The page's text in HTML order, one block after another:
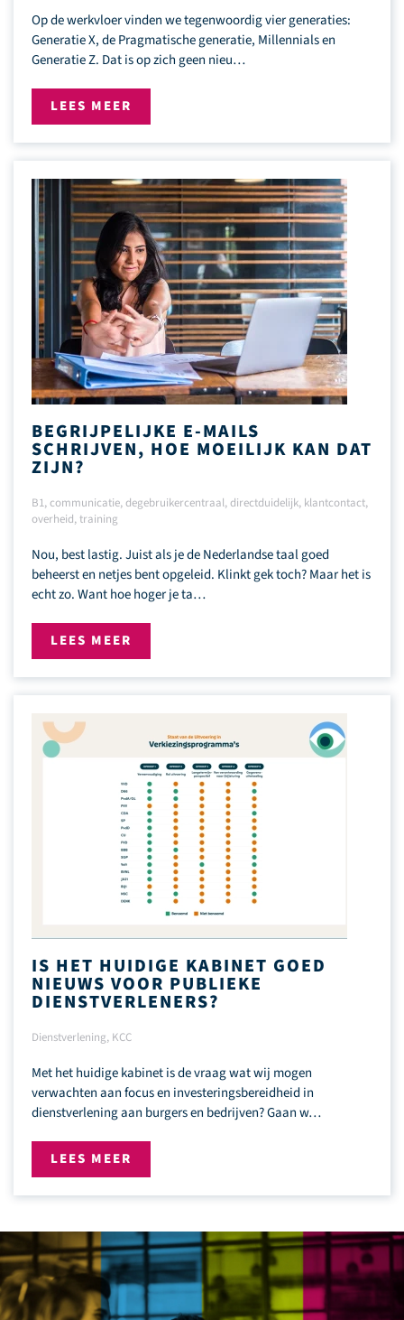
Op de werkvloer vinden we tegenwoordig vier generaties:
Generatie X, de Pragmatische generatie, Millennials en
Generatie Z. Dat is op zich geen nieu…
LEES MEER
BEGRIJPELIJKE E-MAILS
SCHRIJVEN, HOE MOEILIJK KAN DAT
ZIJN?
B1,communicatie,degebruikercentraal,directduidelijk, klantcontact,
overheid,training
Nou, best lastig. Juist als je de Nederlandse taal goed
beheerst en netjes bent opgeleid. Klinkt gek toch? Maar het is
echt zo. Want hoe hoger je ta…
LEES MEER
IS HET HUIDIGE KABINET GOED
NIEUWS VOOR PUBLIEKE
DIENSTVERLENERS?
Dienstverlening, KCC
Met het huidige kabinet is de vraag wat wij mogen
verwachten aan focus en investeringsbereidheid in
dienstverlening aan burgers en bedrijven? Gaan w…
LEES MEER